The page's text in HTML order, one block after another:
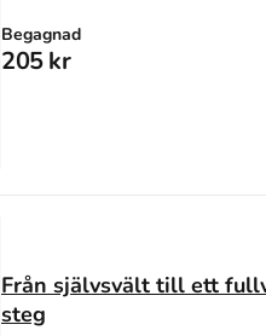
Begagnad
205 kr
Från självsvält till ett
steg